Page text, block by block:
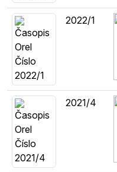
2022/1
2021/4